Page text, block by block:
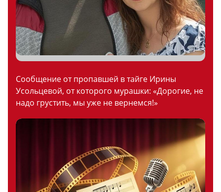
Сообщение от пропавшей в тайге Ирины
Усольцевой, от которого мурашки: «Дорогие, не
надо грустить, мы уже не вернемся!»